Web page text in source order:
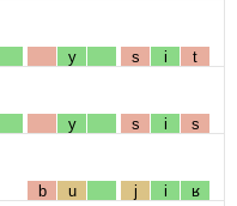
y s i t
y s i s
b u j i ʁ